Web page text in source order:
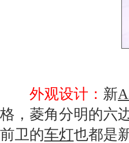
外观设计： 新
格，菱角分明的六
前卫的车灯也都是